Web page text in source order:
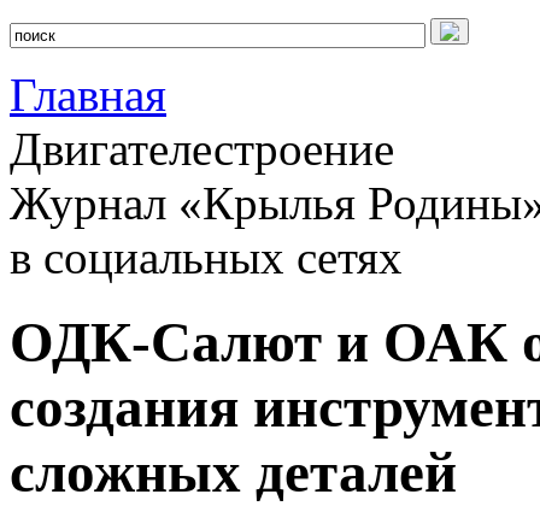
Главная
Двигателестроение
Журнал «Крылья
в социальных сетях
ОДК-Салют и ОАК
создания
сложных деталей